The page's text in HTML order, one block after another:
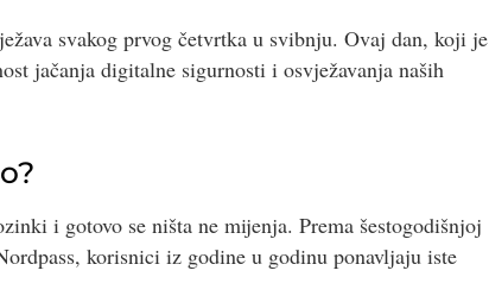
svakog prvog četvrtka u svibnju. Ovaj dan, koji je
jačanja digitalne sigurnosti i osvježavanja naših
i gotovo se ništa ne mijenja. Prema šestogodišnjoj
korisnici iz godine u godinu ponavljaju iste